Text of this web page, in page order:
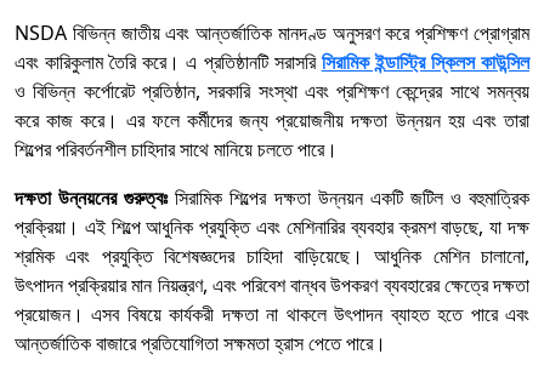
NSDA বিভিন্ন জাতীয় এবং আন্তর্জাতিক মানদণ্ড অনুসরণ করে প্রশিক্ষণ প্রোগ্রাম
এবং কারিকুলাম তৈরি করে। এ প্রতিষ্ঠানটি সরাসরিসিরামিক ইন্ডাস্ট্রি স্কিলস কাউন্সিল
ও বিভিন্ন কর্পোরেট প্রতিষ্ঠান, সরকারি সংস্থা এবং প্রশিক্ষণ কেন্দ্রের সাথে সমন্বয়
করে কাজ করে। এর ফলে কর্মীদের জন্য প্রয়োজনীয় দক্ষতা উন্নয়ন হয় এবং তারা
শিল্পের পরিবর্তনশীল চাহিদার সাথে মানিয়ে চলতে পারে।
দক্ষতা উন্নয়নের গুরুত্বঃসিরামিক শিল্পের দক্ষতা উন্নয়ন একটি জটিল ও বহুমাত্রিক
প্রক্রিয়া। এই শিল্পে আধুনিক প্রযুক্তি এবং মেশিনারির ব্যবহার ক্রমশ বাড়ছে, যা দক্ষ
শ্রমিক এবং প্রযুক্তি বিশেষজ্ঞদের চাহিদা বাড়িয়েছে। আধুনিক মেশিন চালানো,
উৎপাদন প্রক্রিয়ার মান নিয়ন্ত্রণ, এবং পরিবেশ বান্ধব উপকরণ ব্যবহারের ক্ষেত্রে দক্ষতা
প্রয়োজন। এসব বিষয়ে কার্যকরী দক্ষতা না থাকলে উৎপাদন ব্যাহত হতে পারে এবং
আন্তর্জাতিক বাজারে প্রতিযোগিতা সক্ষমতা হ্রাস পেতে পারে।